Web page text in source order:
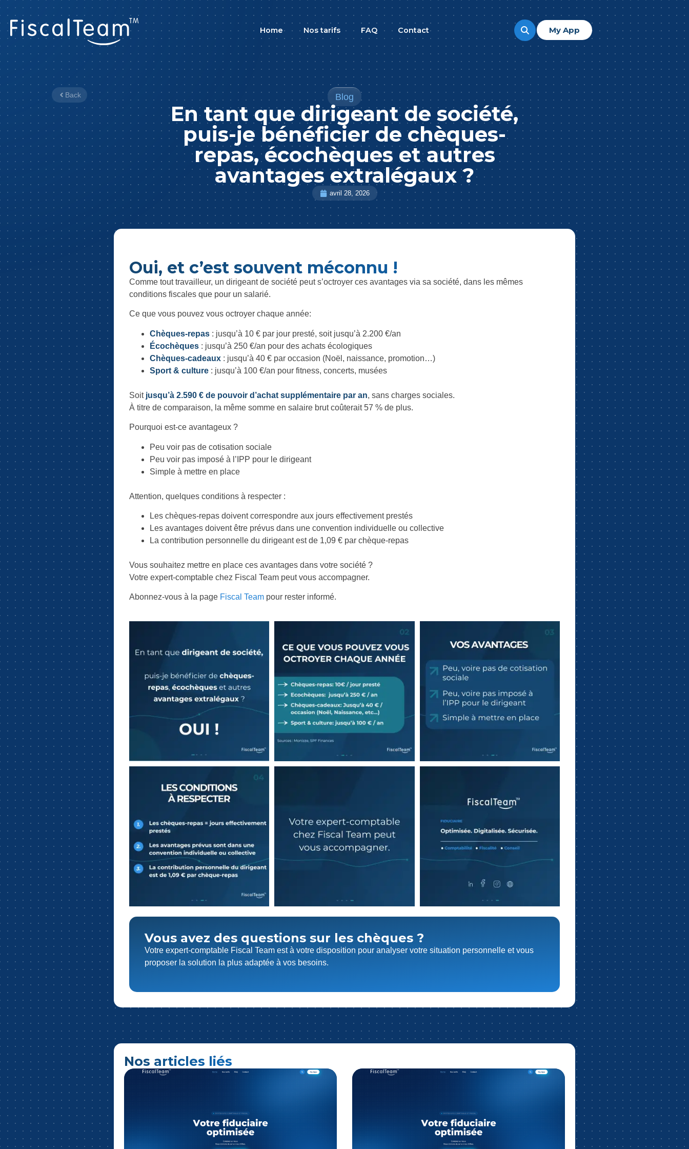
Home Nos tarifs FAQ Contact My App
Back Blog
En tant que dirigeant de société,
puis-je bénéficier de chèques-
repas, écochèques et autres
avantages extralégaux ?
avril 28, 2026
Oui, et c’est souvent méconnu !
Comme tout travailleur, un dirigeant de société peut s’octroyer ces avantages via sa société, dans les mêmes
conditions fiscales que pour un salarié.
Ce que vous pouvez vous octroyer chaque année:
Chèques-repas : jusqu’à 10 € par jour presté, soit jusqu’à 2.200 €/an
Écochèques : jusqu’à 250 €/an pour des achats écologiques
Chèques-cadeaux : jusqu’à 40 € par occasion (Noël, naissance, promotion…)
Sport & culture : jusqu’à 100 €/an pour fitness, concerts, musées
Soit jusqu’à 2.590 € de pouvoir d’achat supplémentaire par an, sans charges sociales.
À titre de comparaison, la même somme en salaire brut coûterait 57 % de plus.
Pourquoi est-ce avantageux ?
Peu voir pas de cotisation sociale
Peu voir pas imposé à l’IPP pour le dirigeant
Simple à mettre en place
Attention, quelques conditions à respecter :
Les chèques-repas doivent correspondre aux jours effectivement prestés
Les avantages doivent être prévus dans une convention individuelle ou collective
La contribution personnelle du dirigeant est de 1,09 € par chèque-repas
Vous souhaitez mettre en place ces avantages dans votre société ?
Votre expert-comptable chez Fiscal Team peut vous accompagner.
Abonnez-vous à la page Fiscal Team pour rester informé.
Vous avez des questions sur les chèques ?
Votre expert-comptable Fiscal Team est à votre disposition pour analyser votre situation personnelle et vous
proposer la solution la plus adaptée à vos besoins.
Nos articles liés